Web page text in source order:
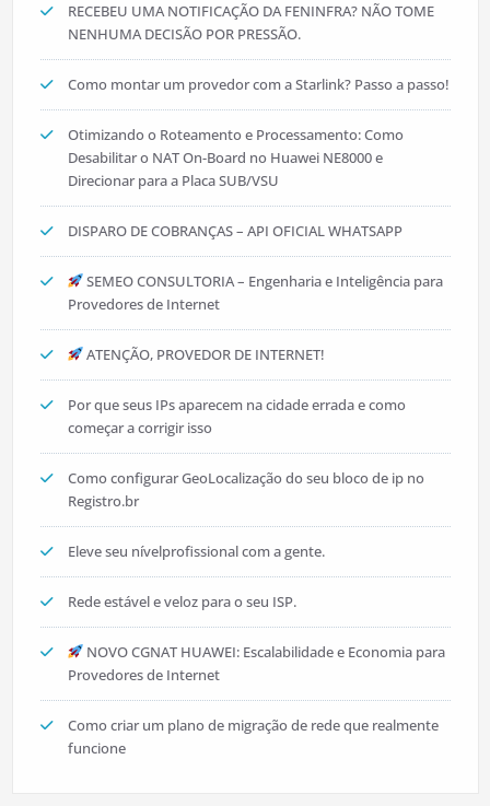
RECEBEU UMA NOTIFICAÇÃO DA FENINFRA? NÃO TOME
NENHUMA DECISÃO POR PRESSÃO.
Como montar um provedor com a Starlink? Passo a passo!
Otimizando o Roteamento e Processamento: Como
Desabilitar o NAT On-Board no Huawei NE8000 e
Direcionar para a Placa SUB/VSU
DISPARO DE COBRANÇAS – API OFICIAL WHATSAPP
SEMEO CONSULTORIA – Engenharia e Inteligência para
Provedores de Internet
ATENÇÃO, PROVEDOR DE INTERNET!
Por que seus IPs aparecem na cidade errada e como
começar a corrigir isso
Como configurar GeoLocalização do seu bloco de ip no
Registro.br
Eleve seu nívelprofissional com a gente.
Rede estável e veloz para o seu ISP.
NOVO CGNAT HUAWEI: Escalabilidade e Economia para
Provedores de Internet
Como criar um plano de migração de rede que realmente
funcione